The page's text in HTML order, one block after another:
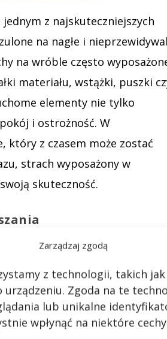
Zarządzaj zgodą
z technologii, takich
Zgoda na te
lub unikalne
wpłynąć na niektóre
z najskuteczniejszych
na nagłe i
na wróble często
materiału, wstążki, puszki
elementy nie tylko
i ostrożność. W
który z czasem może zostać
strach wyposażony w
skuteczność.
strachy na wróble często
o siebie na wietrze,
znacząco zwiększyć
słuch, który pomaga im
te o wysokiej